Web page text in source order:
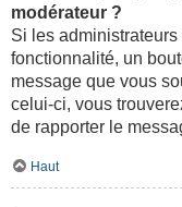
modérateur ?
Si les
fonctionnalité, un
message que vous
celui-ci, vous
de rapporter le
Haut